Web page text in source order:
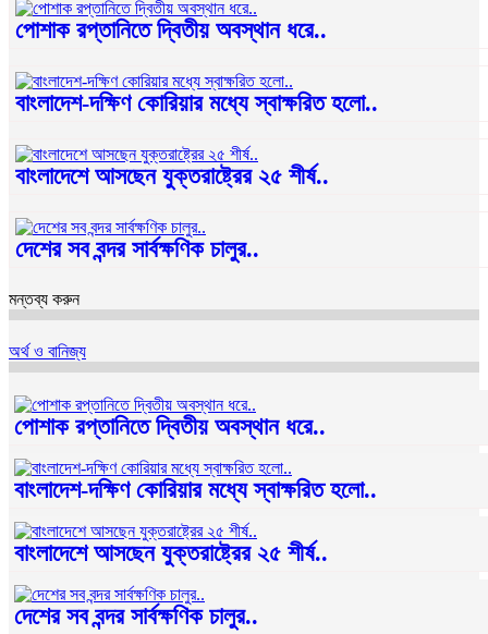
পোশাক রপ্তানিতে দ্বিতীয় অবস্থান ধরে..
বাংলাদেশ-দক্ষিণ কোরিয়ার মধ্যে স্বাক্ষরিত হলো..
বাংলাদেশে আসছেন যুক্তরাষ্ট্রের ২৫ শীর্ষ..
দেশের সব বন্দর সার্বক্ষণিক চালুর..
মন্তব্য করুন
অর্থ ও বানিজ্য
পোশাক রপ্তানিতে দ্বিতীয় অবস্থান ধরে..
বাংলাদেশ-দক্ষিণ কোরিয়ার মধ্যে স্বাক্ষরিত হলো..
বাংলাদেশে আসছেন যুক্তরাষ্ট্রের ২৫ শীর্ষ..
দেশের সব বন্দর সার্বক্ষণিক চালুর..